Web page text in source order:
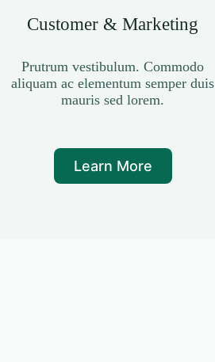
Customer & Marketing
Prutrum vestibulum. Commodo
aliquam ac elementum semper duis
mauris sed lorem.
Learn More